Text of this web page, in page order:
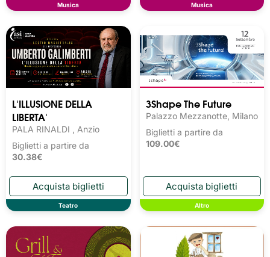
Musica Musica
L'ILLUSIONE DELLA
LIBERTA'
PALA RINALDI , Anzio
Biglietti a partire da
30.38€
Teatro
3Shape The Future
Palazzo Mezzanotte, Milano
Biglietti a partire da
109.00€
Altro